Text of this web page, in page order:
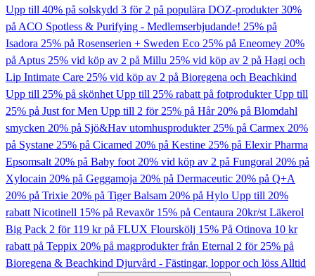
Upp till 40% på solskydd 3 för 2 på populära DOZ-produkter30%
på ACO Spotless & Purifying - Medlemserbjudande! 25% på
Isadora 25% på Rosenserien + Sweden Eco 25% på Eneomey 20%
på Aptus 25% vid köp av 2 på Millu 25% vid köp av 2 på Hagi och
Lip Intimate Care 25% vid köp av 2 på Bioregena och Beachkind
Upp till 25% på skönhetUpp till 25% rabatt på fotprodukterUpp till
25% på Just for Men Upp till 2 för 25% på Hår20% på Blomdahl
smycken 20% på Sjö&Hav utomhusprodukter25% på Carmex 20%
på Systane 25% på Cicamed 20% på Kestine 25% på Elexir Pharma
Epsomsalt20% på Baby foot20% vid köp av 2 på Fungoral 20% på
Xylocain 20% på Geggamoja 20% på Dermaceutic 20% på Q+A
20% på Trixie 20% på Tiger Balsam 20% på Hylo Upp till 20%
rabatt Nicotinell 15% på Revaxör 15% på Centaura 20kr/st Läkerol
Big Pack 2 för 119 kr på FLUX Flourskölj 15% På Otinova 10 kr
rabatt på Teppix 20% på magprodukter från Eternal 2 för 25% på
Bioregena & Beachkind Djurvård - Fästingar, loppor och lössAlltid